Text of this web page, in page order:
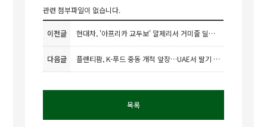
관련 첨부파일이 없습니다.
이전글 현대차, '아프리카 교두보' 알제리서 거미줄 딜러망 구축…사업 재개 속도
다음글 플랜티팜, K-푸드 중동 개척 앞장…UAE서 딸기 재배 성공
목록